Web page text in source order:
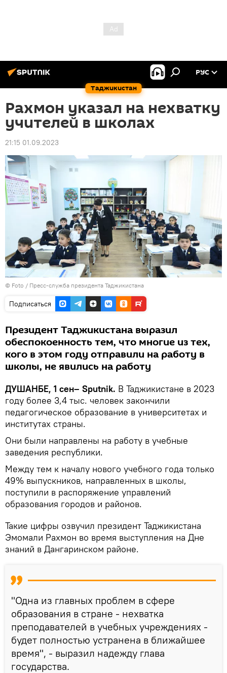
Таджикистан
РУС
Рахмон указал на нехватку
учителей в школах
21:15 01.09.2023
© Foto / Пресс-служба президента Таджикистана
Подписаться
Президент Таджикистана выразил
обеспокоенность тем, что многие из тех,
кого в этом году отправили на работу в
школы, не явились на работу
ДУШАНБЕ, 1 сен– Sputnik. В Таджикистане в 2023
году более 3,4 тыс. человек закончили
педагогическое образование в университетах и
институтах страны.
Они были направлены на работу в учебные
заведения республики.
Между тем к началу нового учебного года только
49% выпускников, направленных в школы,
поступили в распоряжение управлений
образования городов и районов.
Такие цифры озвучил президент Таджикистана
Эмомали Рахмон во время выступления на Дне
знаний в Дангаринском районе.
"Одна из главных проблем в сфере
образования в стране - нехватка
преподавателей в учебных учреждениях -
будет полностью устранена в ближайшее
время", - выразил надежду глава
государства.